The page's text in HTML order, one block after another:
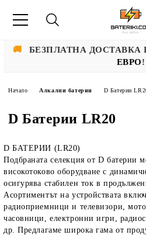
🚚 БЕЗПЛАТНА
ЕВРО!
Начало Алкални батерии D Батерии
D Батерии LR20
D БАТЕРИИ (LR20)
Подбраната селекция от D батерии
високотоково оборудване с
осигурява стабилен ток в
Асортиментът на устройствата
радиоприемници и телевизори,
часовници, електронни игри,
др. Предлагаме широка гама от